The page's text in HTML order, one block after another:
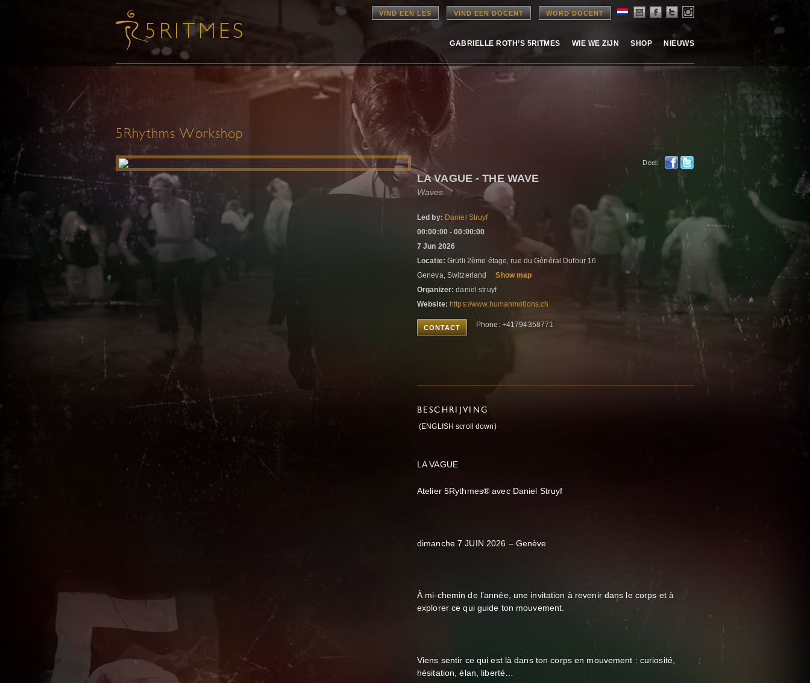
VIND EEN LES VIND EEN DOCENT WORD DOCENT
GABRIELLE ROTH’S 5RITMES WIE WE ZIJN SHOP NIEUWS
5Rhythms Workshop
Deel:
LA VAGUE - THE WAVE
Waves
Led by: Daniel Struyf
00:00:00 - 00:00:00
7 Jun 2026
Locatie: Grütli 2ème étage, rue du Général Dufour 16
Geneva, Switzerland
Show map
Organizer: daniel struyf
Website: https://www.humanmotions.ch
CONTACT Phone: +41794358771
BESCHRIJVING
(ENGLISH scroll down)
LA VAGUE
Atelier 5Rythmes® avec Daniel Struyf
dimanche 7 JUIN 2026 – Genève
À mi-chemin de l’année, une invitation à revenir dans le corps et à
explorer ce qui guide ton mouvement.
Viens sentir ce qui est là dans ton corps en mouvement : curiosité,
hésitation, élan, liberté…